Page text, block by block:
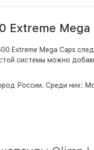
Extreme Mega
Extreme Mega Caps
системы можно
России. Среди них: